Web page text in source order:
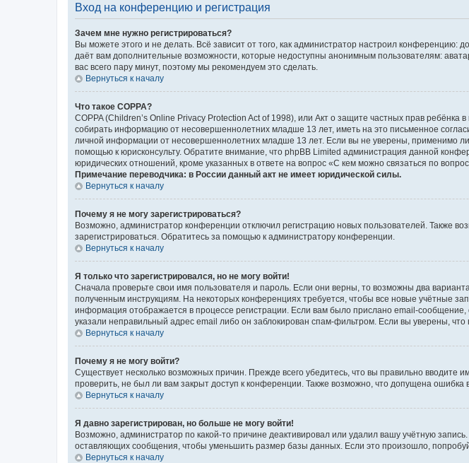
Вход на конференцию и регистрация
Зачем мне нужно регистрироваться?
Вы можете этого и не делать. Всё зависит от того, как администратор настроил
даёт вам дополнительные возможности, которые недоступны анонимным пользователям:
вас всего пару минут, поэтому мы рекомендуем это сделать.
Вернуться к началу
Что такое COPPA?
COPPA (Children’s Online Privacy Protection Act of 1998), или Акт о защите частных прав
собирать информацию от несовершеннолетних младше 13 лет, иметь на это письменное
личной информации от несовершеннолетних младше 13 лет. Если вы не уверены, применимо
помощью к юрисконсульту. Обратите внимание, что phpBB Limited администрация данной
юридических отношений, кроме указанных в ответе на вопрос «С кем можно связаться по
Примечание переводчика: в России данный акт не имеет юридической силы.
Вернуться к началу
Почему я не могу зарегистрироваться?
Возможно, администратор конференции отключил регистрацию новых пользователей. Также
зарегистрироваться. Обратитесь за помощью к администратору конференции.
Вернуться к началу
Я только что зарегистрировался, но не могу войти!
Сначала проверьте свои имя пользователя и пароль. Если они верны, то возможны два
полученным инструкциям. На некоторых конференциях требуется, чтобы все новые учётные
информация отображается в процессе регистрации. Если вам было прислано email-
указали неправильный адрес email либо он заблокирован спам-фильтром. Если вы уверены,
Вернуться к началу
Почему я не могу войти?
Существует несколько возможных причин. Прежде всего убедитесь, что вы правильно
проверить, не был ли вам закрыт доступ к конференции. Также возможно, что допущена
Вернуться к началу
Я давно зарегистрирован, но больше не могу войти!
Возможно, администратор по какой-то причине деактивировал или удалил вашу учётную
оставляющих сообщения, чтобы уменьшить размер базы данных. Если это произошло,
Вернуться к началу